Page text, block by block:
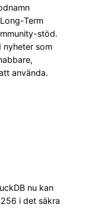
Term
stöd.
nyheter som
använda.
nu kan
i det säkra